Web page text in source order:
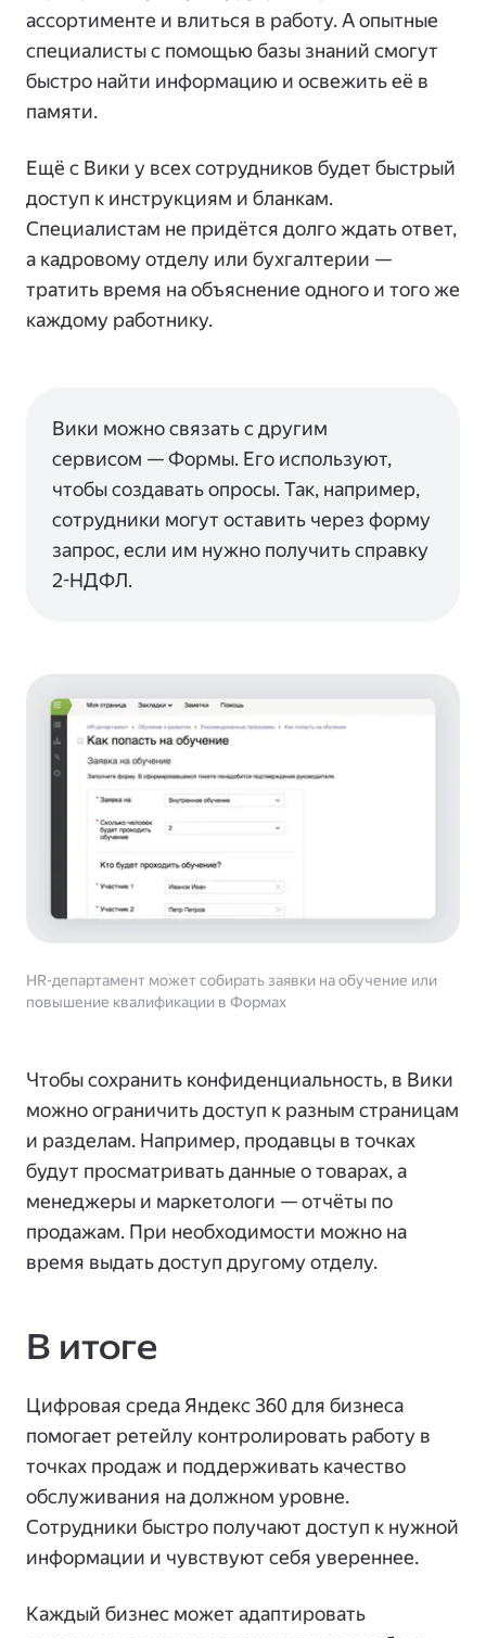
ассортименте и влиться в работу. А опытные
специалисты с помощью базы знаний смогут
быстро найти информацию и освежить её в
памяти.
Ещё с Вики у всех сотрудников будет быстрый
доступ к инструкциям и бланкам.
Специалистам не придётся долго ждать ответ,
а кадровому отделу или бухгалтерии —
тратить время на объяснение одного и того же
каждому работнику.
Вики можно связать с другим
сервисом — Формы. Его используют,
чтобы создавать опросы. Так, например,
сотрудники могут оставить через форму
запрос, если им нужно получить справку
2-НДФЛ.
HR-департамент может собирать заявки на обучение или
повышение квалификации в Формах
Чтобы сохранить конфиденциальность, в Вики
можно ограничить доступ к разным страницам
и разделам. Например, продавцы в точках
будут просматривать данные о товарах, а
менеджеры и маркетологи — отчёты по
продажам. При необходимости можно на
время выдать доступ другому отделу.
В итоге
Цифровая среда Яндекс 360 для бизнеса
помогает ретейлу контролировать работу в
точках продаж и поддерживать качество
обслуживания на должном уровне.
Сотрудники быстро получают доступ к нужной
информации и чувствуют себя увереннее.
Каждый бизнес может адаптировать